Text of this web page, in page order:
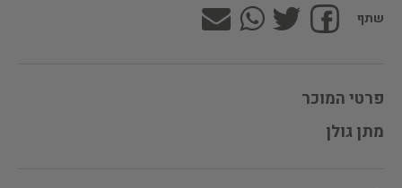
שתף
פרטי המוכר
מתן גולן